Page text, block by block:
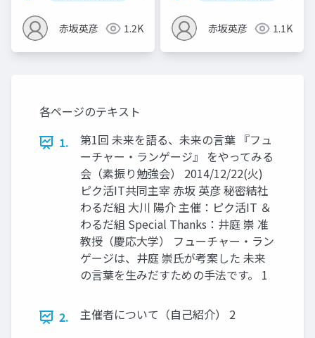
赤坂英彦 1.2K 赤坂英彦 1.1K
各ページのテキスト
1.
第1回 未来を語る、未来の言葉 『フュ
ーチャー・ランゲージ』 をやってみる
会（素振り勉強会） 2014/12/22(火)
ピク活IT共同主宰 赤坂 英彦 秘密結社
わるだ組 大川 陽介 主催：ピク活IT ＆
わるだ組 Special Thanks：井庭 崇 准
教授（慶応大学） フューチャー・ラン
ゲージは、井庭 崇氏が考案した 未来
の言葉を生みだすための手法です。 1
2. 主催者について（自己紹介） 2